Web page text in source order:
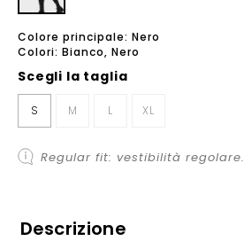
Colore principale: Nero
Colori: Bianco, Nero
Scegli la taglia
S M L XL
Regular fit: vestibilità regolare.
Descrizione